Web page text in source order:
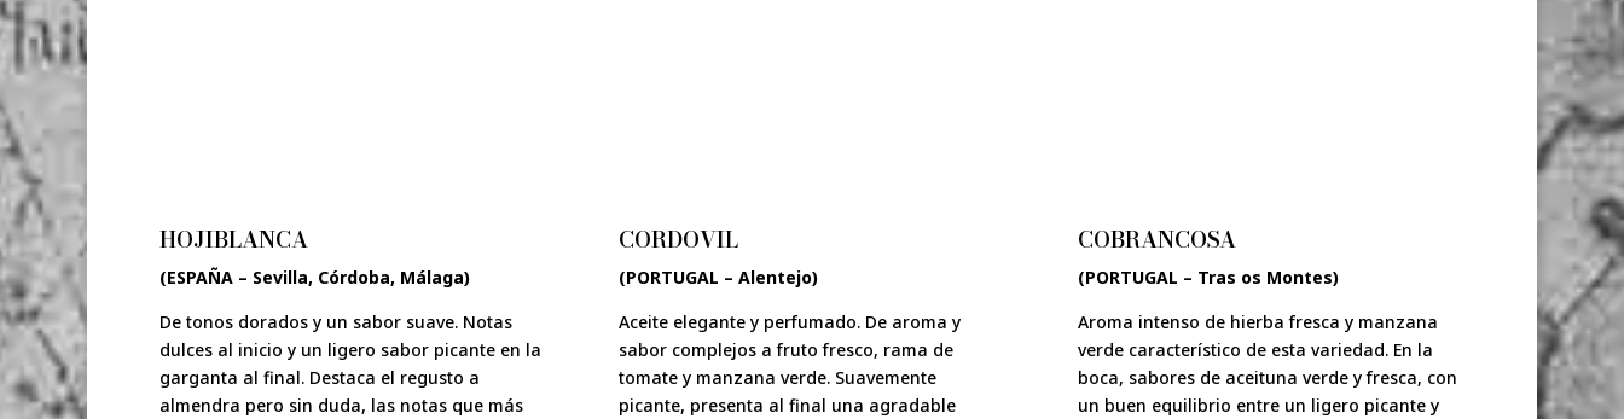
HOJIBLANCA
(ESPAÑA – Sevilla, Córdoba, Málaga)
De tonos dorados y un sabor suave. Notas
dulces al inicio y un ligero sabor picante en la
garganta al final. Destaca el regusto a
almendra pero sin duda, las notas que más
CORDOVIL
(PORTUGAL – Alentejo)
Aceite elegante y perfumado. De aroma y
sabor complejos a fruto fresco, rama de
tomate y manzana verde. Suavemente
picante, presenta al final una agradable
COBRANCOSA
(PORTUGAL – Tras os Montes)
Aroma intenso de hierba fresca y manzana
verde característico de esta variedad. En la
boca, sabores de aceituna verde y fresca, con
un buen equilibrio entre un ligero picante y